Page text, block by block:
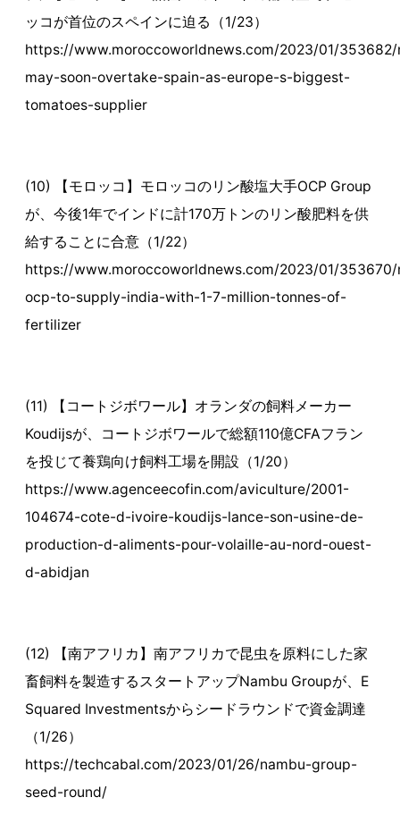
ッコが首位のスペインに迫る（1/23）
https://www.moroccoworldnews.com/2023/01/
may-soon-overtake-spain-as-europe-s-biggest-
tomatoes-supplier
(10) 【モロッコ】モロッコのリン酸塩大手OCP Group
が、今後1年でインドに計170万トンのリン酸肥料を供
給することに合意（1/22）
https://www.moroccoworldnews.com/2023/01/
ocp-to-supply-india-with-1-7-million-tonnes-of-
fertilizer
(11) 【コートジボワール】オランダの飼料メーカー
Koudijsが、コートジボワールで総額110億CFAフラン
を投じて養鶏向け飼料工場を開設（1/20）
https://www.agenceecofin.com/aviculture/2001-
104674-cote-d-ivoire-koudijs-lance-son-usine-de-
production-d-aliments-pour-volaille-au-nord-ouest-
d-abidjan
(12) 【南アフリカ】南アフリカで昆虫を原料にした家
畜飼料を製造するスタートアップNambu Groupが、E
Squared Investmentsからシードラウンドで資金調達
（1/26）
https://techcabal.com/2023/01/26/nambu-group-
seed-round/